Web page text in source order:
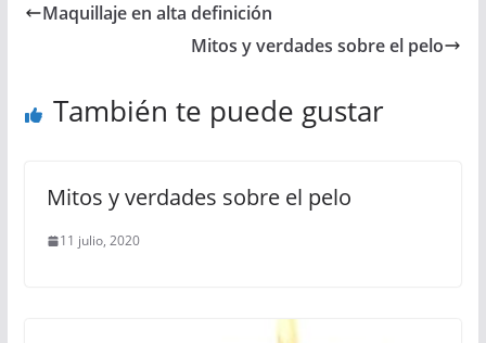
Maquillaje en alta definición
Mitos y verdades sobre el pelo
También te puede gustar
Mitos y verdades sobre el pelo
11 julio, 2020